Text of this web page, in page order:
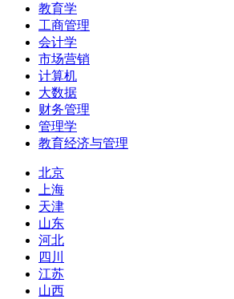
教育学
工商管理
会计学
市场营销
计算机
大数据
财务管理
管理学
教育经济与管理
北京
上海
天津
山东
河北
四川
江苏
山西